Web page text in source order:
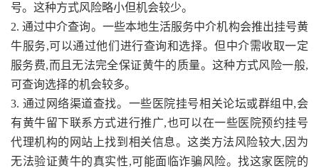
号。这种方式风险略小但机会较少。
2. 通过中介查询。一些本地生活服务中介机构会推出挂号黄
牛服务,可以通过他们进行查询和选择。但中介需收取一定
服务费,而且无法完全保证黄牛的质量。这种方式风险一般,
可查询选择的机会较多。
3. 通过网络渠道查找。一些医院挂号相关论坛或群组中,会
有黄牛留下联系方式进行推广,也可以在一些医院预约挂号
代理机构的网站上找到相关信息。这类方法风险较大,因为
无法验证黄牛的真实性,可能面临诈骗风险。找这家医院的